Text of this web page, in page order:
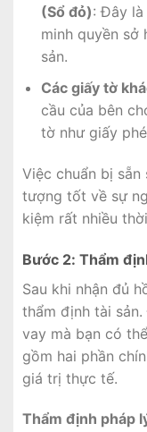
(Sổ đỏ): Đây
minh quyền sở
sản.
Các giấy tờ
cầu của bên
tờ như giấy
Việc chuẩn bị
tượng tốt về sự
kiệm rất nhiều
Bước 2: Thẩm
Sau khi nhận đủ
thẩm định tài
vay mà bạn có
gồm hai phần
giá trị thực tế.
Thẩm định pháp